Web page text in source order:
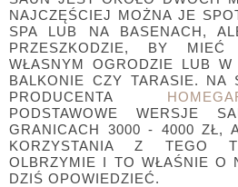
NAJCZĘŚCIEJ MOŻNA JE
SPA LUB NA BASENACH,
PRZESZKODZIE, BY
WŁASNYM OGRODZIE LUB
BALKONIE CZY TARASIE. NA
PRODUCENTA
PODSTAWOWE WERSJE
GRANICACH 3000 - 4000 ZŁ,
KORZYSTANIA Z TEGO
OLBRZYMIE I TO WŁAŚNIE O
DZIŚ OPOWIEDZIEĆ.